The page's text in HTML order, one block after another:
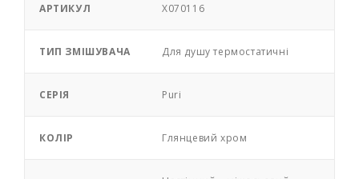
АРТИКУЛ X070116
ТИП ЗМІШУВАЧА Для душу термостатичні
СЕРІЯ Puri
КОЛІР Глянцевий хром